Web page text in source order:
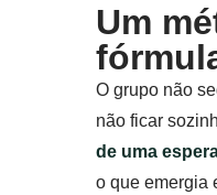
Um
O grupo não
não ficar
de uma
o que emergia